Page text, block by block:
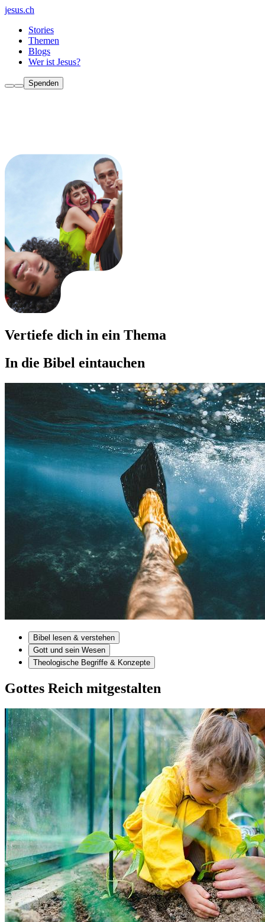
jesus.ch
Stories
Themen
Blogs
Wer ist Jesus?
Spenden
Vertiefe dich in ein Thema
In die Bibel eintauchen
Bibel lesen & verstehen
Gott und sein Wesen
Theologische Begriffe & Konzepte
Gottes Reich mitgestalten